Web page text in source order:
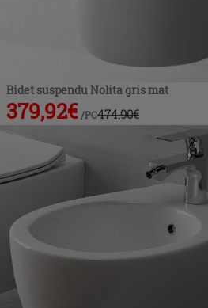
Bidet suspendu Nolita gris mat
379,92€ /PC474,90€